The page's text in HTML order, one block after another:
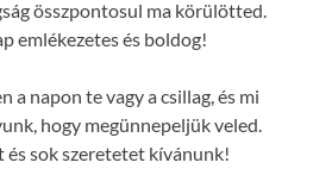
összpontosul ma körülötted.
emlékezetes és boldog!
a napon te vagy a csillag, és mi
hogy megünnepeljük veled.
és sok szeretetet kívánunk!